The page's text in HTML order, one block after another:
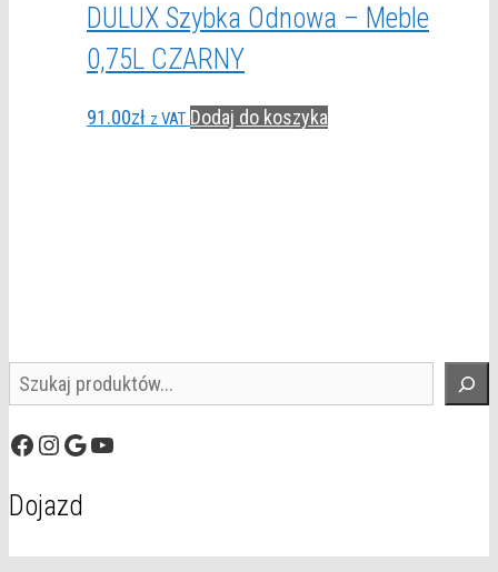
DULUX Szybka Odnowa – Meble
0,75L CZARNY
91.00zł z VAT Dodaj do koszyka
Szukaj
Facebook
Instagram
GoogleYouTube
Dojazd